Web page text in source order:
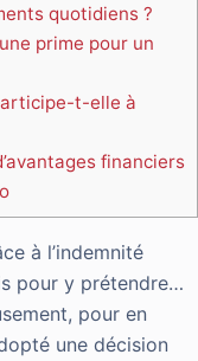
quotidiens ?
prime pour un
t-elle à
financiers
à l’indemnité
pour y prétendre…
pour en
une décision